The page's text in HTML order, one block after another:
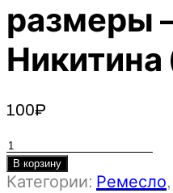
размеры
Никитина
100₽
Количество
товара
Колодка
В корзину
Категории: Ремесло,